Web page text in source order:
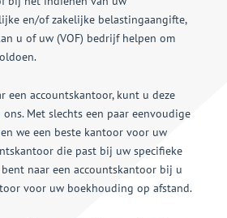
en/of zakelijke belastingaangifte,
u of uw (VOF) bedrijf helpen om
een accountskantoor, kunt u deze
Met slechts een paar eenvoudige
we een beste kantoor voor uw
die past bij uw specifieke
naar een accountskantoor bij u
voor uw boekhouding op afstand.